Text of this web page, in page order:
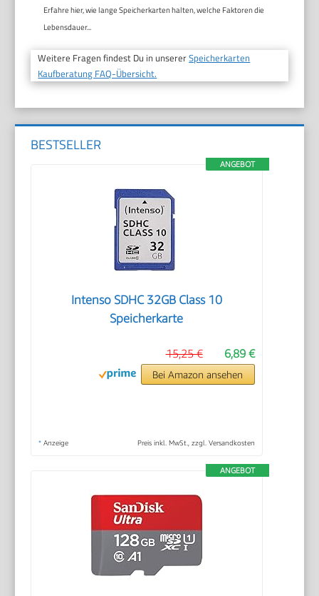
Erfahre hier, wie lange Speicherkarten halten, welche Faktoren die
Lebensdauer...
Weitere Fragen findest Du in unsererSpeicherkarten
Kaufberatung FAQ-Übersicht.
BESTSELLER
ANGEBOT
Intenso SDHC 32GB Class 10
Speicherkarte
6,89 €
15,25 €
Bei Amazon ansehen
* Anzeige Preis inkl. MwSt., zzgl. Versandkosten
ANGEBOT